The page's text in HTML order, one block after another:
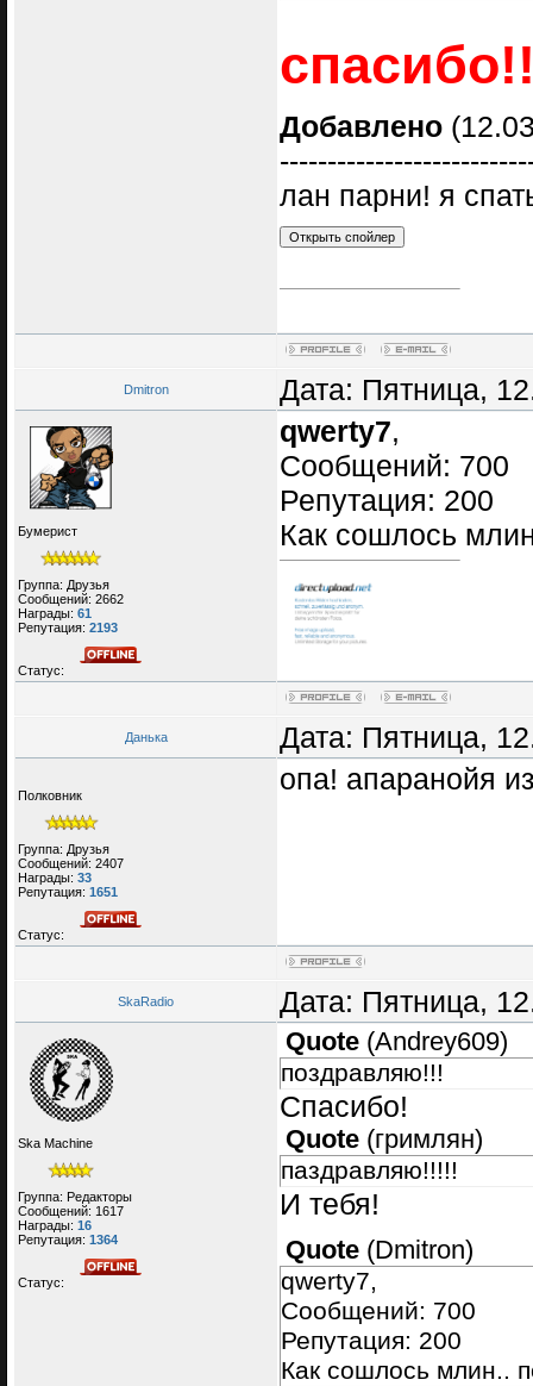
Добавлено
лан парни! я
Dmitron Дата: Пятница,
Бумерист
Группа: Друзья
Сообщений: 2662
Награды: 61
Репутация: 2193
Статус:
qwerty7,
Сообщений: 700
Репутация: 200
Как сошлось
Данька Дата: Пятница,
Полковник
Группа: Друзья
Сообщений: 2407
Награды: 33
Репутация: 1651
Статус:
опа! апаранойя
SkaRadio Дата: Пятница,
Ska Machine
Группа: Редакторы
Сообщений: 1617
Награды: 16
Репутация: 1364
Статус:
Quote (Andrey609)
поздравляю!!!
Спасибо!
Quote (гримлян)
паздравляю!!!!!
И тебя!
Quote (Dmitron)
qwerty7,
Сообщений: 700
Репутация: 200
Как сошлось млин..